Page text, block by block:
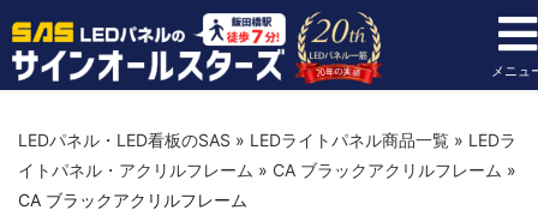
メニュ
LEDパネル・LED看板のSAS » LEDライトパネル商品一覧 » LEDラ
イトパネル・アクリルフレーム » CA ブラックアクリルフレーム »
CA ブラックアクリルフレーム